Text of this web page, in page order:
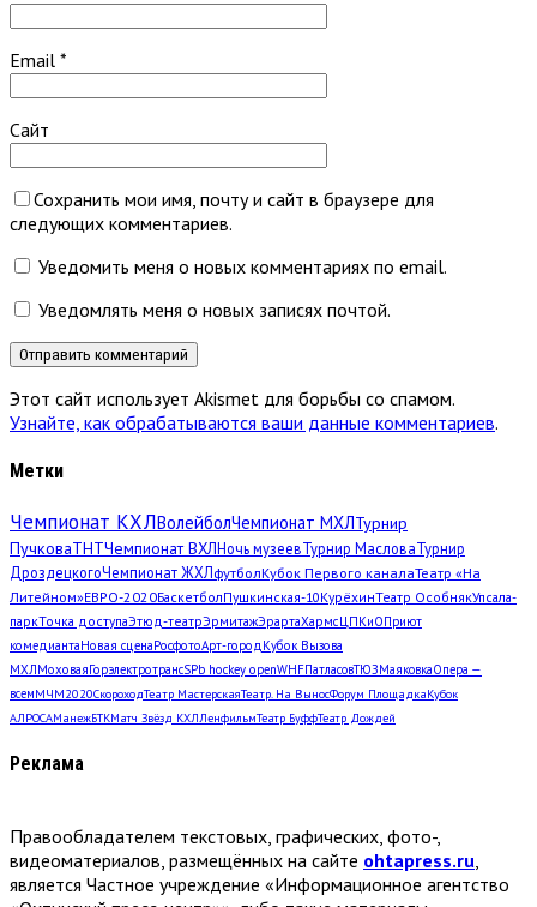
Email *
Сайт
Сохранить мои имя, почту и сайт в браузере для
следующих комментариев.
Уведомить меня о новых комментариях по email.
Уведомлять меня о новых записях почтой.
Этот сайт использует Akismet для борьбы со спамом.
Узнайте, как обрабатываются ваши данные комментариев.
Метки
Чемпионат КХЛВолейболЧемпионат МХЛТурнир
ПучковаТНТЧемпионат ВХЛНочь музеевТурнир МасловаТурнир
ДроздецкогоЧемпионат ЖХЛфутболКубок Первого каналаТеатр «На
Литейном»ЕВРО-2020БаскетболПушкинская-10КурёхинТеатр ОсобнякУпсала-
паркТочка доступаЭтюд-театрЭрмитажЭрартаХармсЦПКиОПриют
комедиантаНовая сценаРосфотоАрт-город Кубок Вызова
МХЛМоховаяГорэлектротрансSPb hockey openWHFПатласовТЮЗМаяковкаОпера —
всемМЧМ2020СкороходТеатр МастерскаяТеатр. На ВыносФорум ПлощадкаКубок
АЛРОСАМанежБТКМатч Звёзд КХЛЛенфильмТеатр БуффТеатр Дождей
Реклама
Правообладателем текстовых, графических, фото-,
видеоматериалов, размещённых на сайте ohtapress.ru,
является Частное учреждение «Информационное агентство